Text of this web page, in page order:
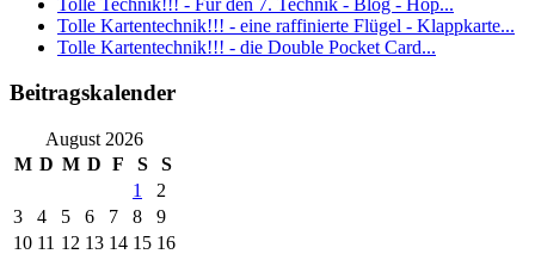
Tolle Kartentechnik!!! - eine raffinierte Flügel - Klappkarte...
Tolle Kartentechnik!!! - die Double Pocket Card...
Beitragskalender
August 2026
M D M D F S
S
1
2
3
4 5 6 7 8
9
10 11 12 13 14 15 16